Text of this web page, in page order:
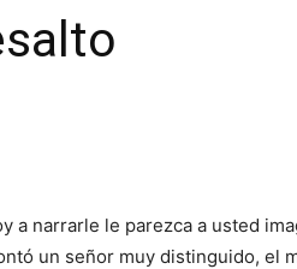
a narrarle le parezca a usted
un señor muy distinguido, el